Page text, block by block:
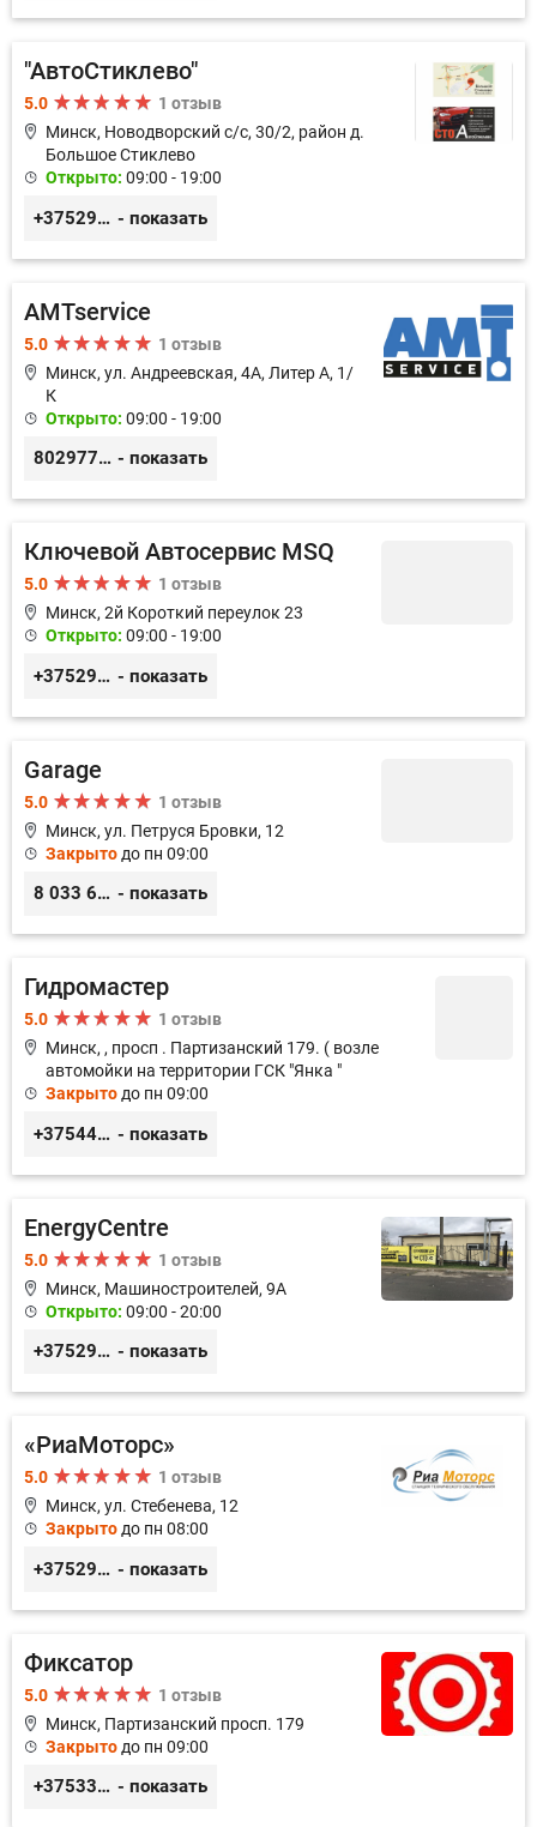
"АвтоСтиклево"
5.0
1 отзыв
Минск, Новодворский с/с, 30/2, район д.
Большое Стиклево
Открыто: 09:00 - 19:00
+375293644409 - показать
AMTservice
5.0
1 отзыв
Минск, ул. Андреевская, 4А, Литер А, 1/
К
Открыто: 09:00 - 19:00
80297783333 - показать
Ключевой Автосервис MSQ
5.0
1 отзыв
Минск, 2й Короткий переулок 23
Открыто: 09:00 - 19:00
+375291712332 - показать
Garage
5.0
1 отзыв
Минск, ул. Петруся Бровки, 12
Закрыто до пн 09:00
8 033 626 05 68 - показать
Гидромастер
5.0
1 отзыв
Минск, , просп . Партизанский 179. ( возле
автомойки на территории ГСК "Янка "
Закрыто до пн 09:00
+375447473345 +375297741128 - показать
EnergyCentre
5.0
1 отзыв
Минск, Машиностроителей, 9A
Открыто: 09:00 - 20:00
+375293857117 - показать
«РиаМоторс»
5.0
1 отзыв
Минск, ул. Стебенева, 12
Закрытодо пн 08:00
+375293726365 - показать
Фиксатор
5.0
1 отзыв
Минск, Партизанский просп. 179
Закрыто до пн 09:00
+375336617270 - показать